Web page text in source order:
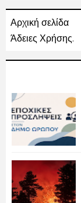
Αρχική σελίδα
Άδειες Χρήσης.